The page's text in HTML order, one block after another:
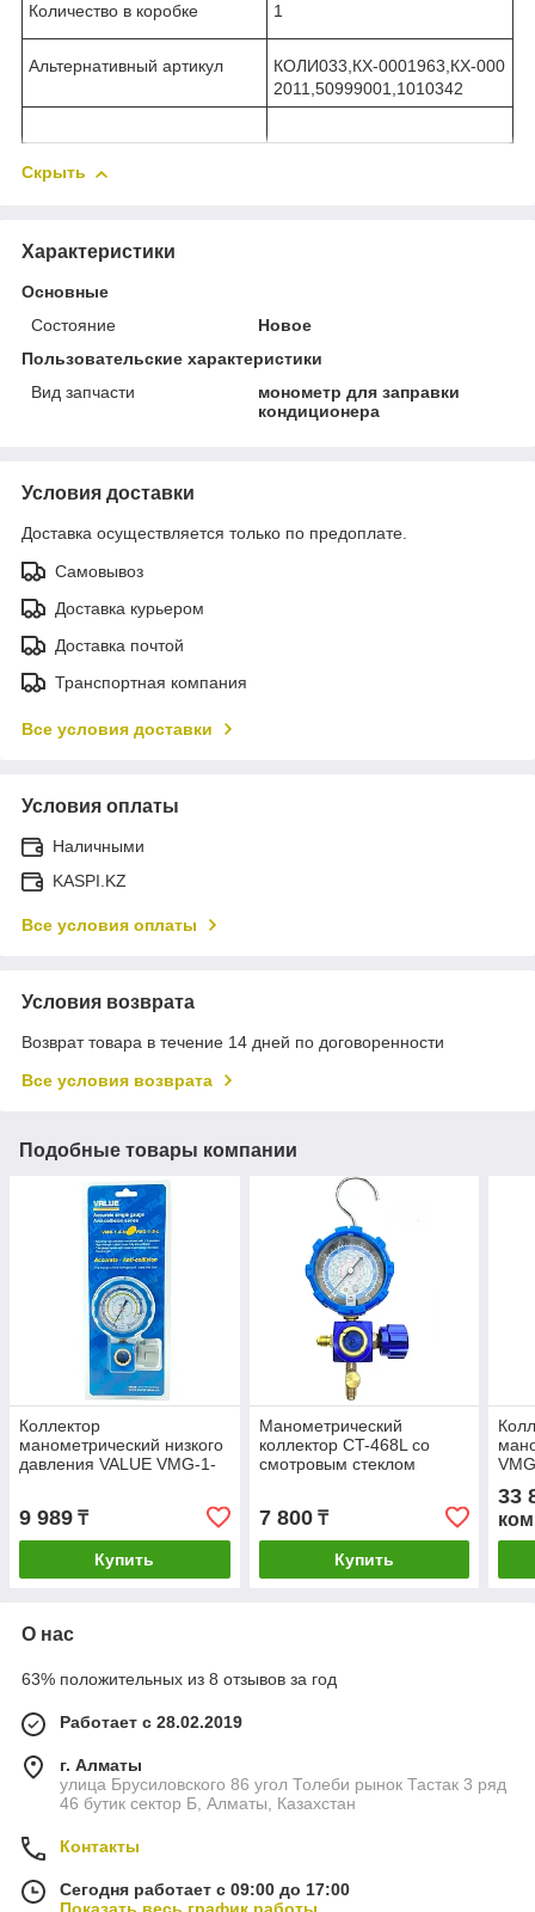
Количество в коробке 1
Альтернативный артикул
КОЛИ033,КХ-0001963,КХ-000
2011,50999001,1010342
Скрыть
Характеристики
Основные
Состояние
Новое
Пользовательские характеристики
Вид запчасти
монометр для заправки
кондиционера
Условия доставки
Доставка осуществляется только по предоплате.
Самовывоз
Доставка курьером
Доставка почтой
Транспортная компания
Все условия доставки
Условия оплаты
Наличными
KASPI.KZ
Все условия оплаты
Условия возврата
Возврат товара в течение 14 дней по договоренности
Все условия возврата
Подобные товары компании
Коллектор
манометрический низкого
давления VALUE VMG-1-
9 989 ₸
Купить
Манометрический
коллектор CT-468L со
смотровым стеклом
7 800₸
Купить
33
О нас
63% положительных из 8 отзывов за год
Работает с 28.02.2019
г. Алматы
улица Брусиловского 86 угол Толеби рынок Тастак 3 ряд
46 бутик сектор Б, Алматы, Казахстан
Контакты
Сегодня работает с 09:00 до 17:00